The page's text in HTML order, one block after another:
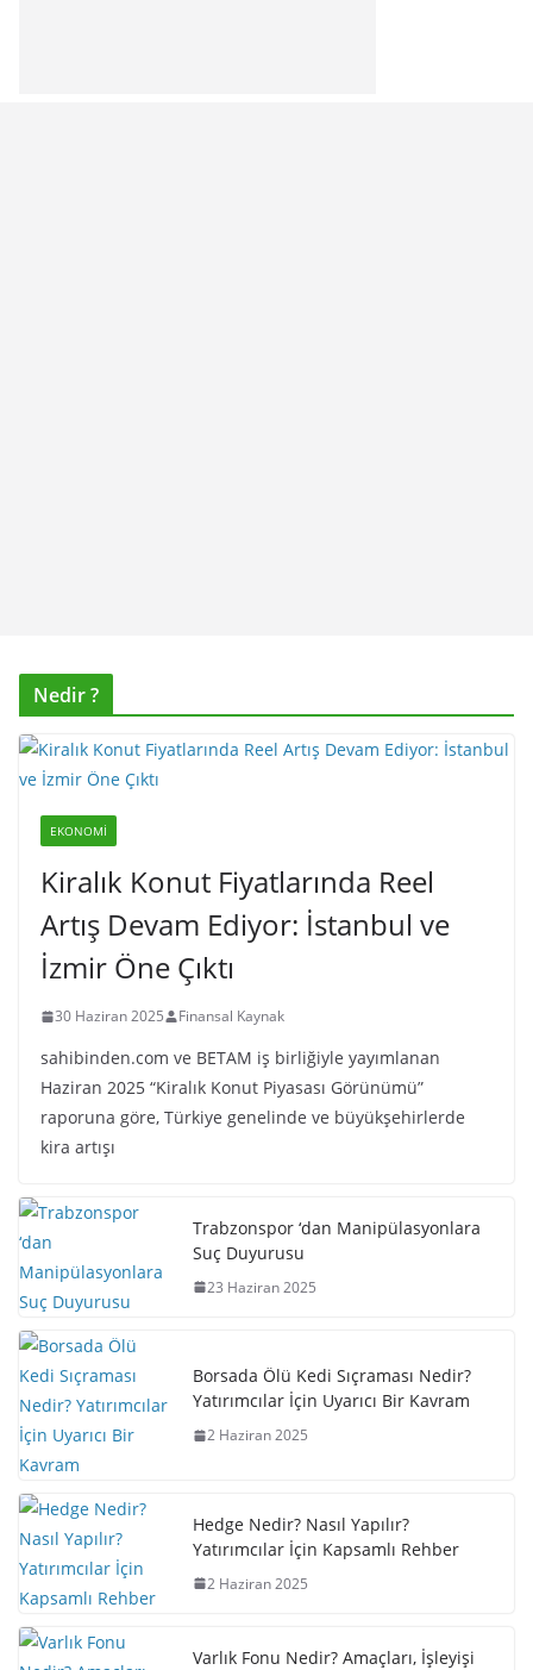
Nedir ?
EKONOMI
Kiralık Konut Fiyatlarında Reel
Artış Devam Ediyor: İstanbul ve
İzmir Öne Çıktı
30 Haziran 2025 Finansal Kaynak
sahibinden.com ve BETAM iş birliğiyle yayımlanan
Haziran 2025 “Kiralık Konut Piyasası Görünümü”
raporuna göre, Türkiye genelinde ve büyükşehirlerde
kira artışı
Trabzonspor ‘dan Manipülasyonlara
Suç Duyurusu
23 Haziran 2025
Borsada Ölü Kedi Sıçraması Nedir?
Yatırımcılar İçin Uyarıcı Bir Kavram
2 Haziran 2025
Hedge Nedir? Nasıl Yapılır?
Yatırımcılar İçin Kapsamlı Rehber
2 Haziran 2025
Varlık Fonu Nedir? Amaçları, İşleyişi